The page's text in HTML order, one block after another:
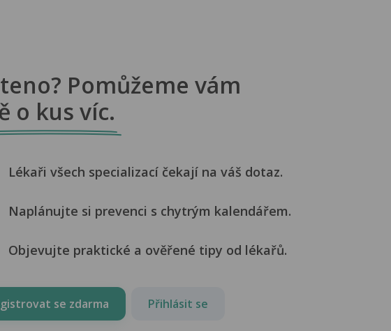
Pomůžeme vám
o kus víc.
Lékaři všech specializací čekají na váš dotaz.
Naplánujte si prevenci s chytrým kalendářem.
Objevujte praktické a ověřené tipy od lékařů.
se zdarma Přihlásit se